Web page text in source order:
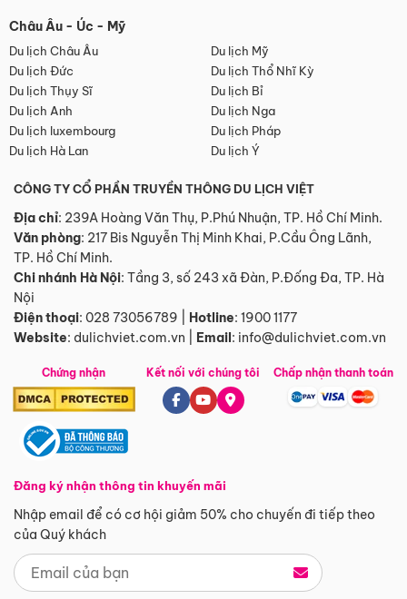
Châu Âu - Úc - Mỹ
Du lịch Châu Âu
Du lịch Mỹ
Du lịch Đức
Du lịch Thổ Nhĩ Kỳ
Du lịch Thụy Sĩ
Du lịch Bỉ
Du lịch Anh
Du lịch Nga
Du lịch luxembourg
Du lịch Pháp
Du lịch Hà Lan
Du lịch Ý
CÔNG TY CỔ PHẦN TRUYỀN THÔNG DU LỊCH VIỆT
Địa chỉ: 239A Hoàng Văn Thụ, P.Phú Nhuận, TP. Hồ Chí Minh.
Văn phòng: 217 Bis Nguyễn Thị Minh Khai, P.Cầu Ông Lãnh,
TP. Hồ Chí Minh.
Chi nhánh Hà Nội: Tầng 3, số 243 xã Đàn, P.Đống Đa, TP. Hà
Nội
Điện thoại: 028 73056789 Hotline: 1900 1177
Website: dulichviet.com.vn Email: info@dulichviet.com.vn
Chứng nhận
Đăng ký nhận thông tin khuyến mãi
Nhập email để có cơ hội giảm 50% cho chuyến đi tiếp theo
của Quý khách
Kết nối với chúng tôi Chấp nhận thanh toán